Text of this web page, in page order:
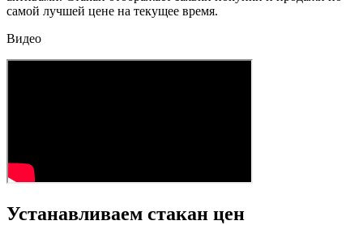
самой лучшей цене на текущее время.
Видео
Устанавливаем стакан цен